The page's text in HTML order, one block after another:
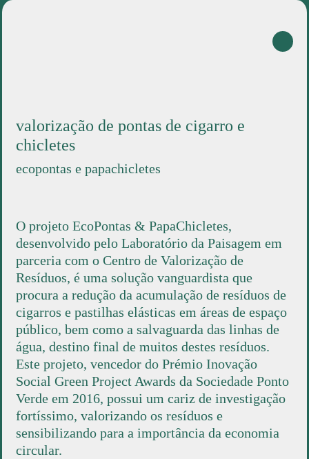
valorização de pontas de cigarro e
chicletes
ecopontas e papachicletes
O projeto EcoPontas & PapaChicletes,
desenvolvido pelo Laboratório da Paisagem em
parceria com o Centro de Valorização de
Resíduos, é uma solução vanguardista que
procura a redução da acumulação de resíduos de
cigarros e pastilhas elásticas em áreas de espaço
público, bem como a salvaguarda das linhas de
água, destino final de muitos destes resíduos.
Este projeto, vencedor do Prémio Inovação
Social Green Project Awards da Sociedade Ponto
Verde em 2016, possui um cariz de investigação
fortíssimo, valorizando os resíduos e
sensibilizando para a importância da economia
circular.